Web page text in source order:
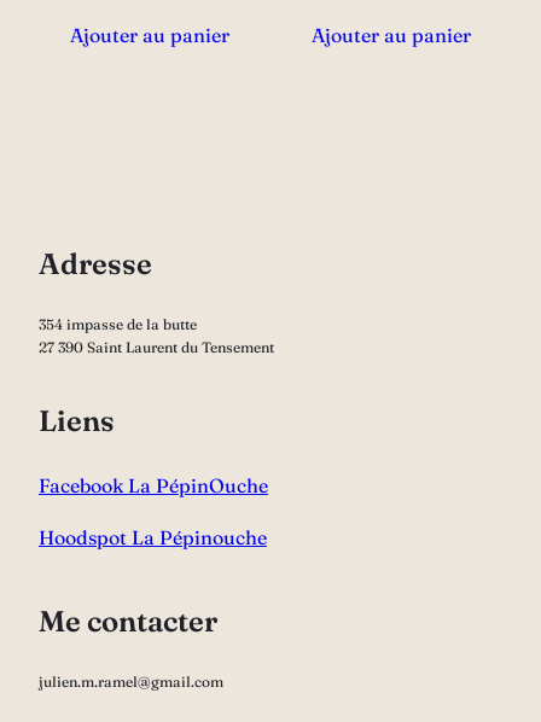
Ajouter au panier Ajouter au panier
Adresse
354 impasse de la butte
27 390 Saint Laurent du Tensement
Liens
Facebook La PépinOuche
Hoodspot La Pépinouche
Me contacter
julien.m.ramel@gmail.com